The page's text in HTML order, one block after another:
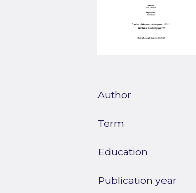
Author
Term
Education
Publication year